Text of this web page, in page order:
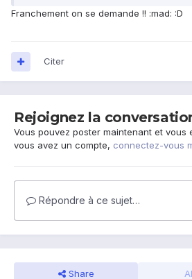
Franchement on se demande !! :mad: :D
Citer
Rejoignez la
Vous pouvez poster maintenant et vous
vous avez un compte, connectez-vous
Répondre à ce sujet…
Share